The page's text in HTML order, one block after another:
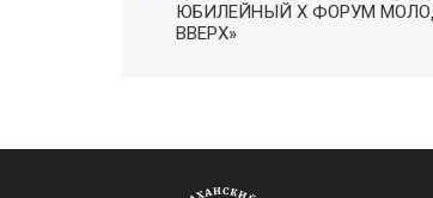
ЮБИЛЕЙНЫЙ X ФОРУМ
ВВЕРХ»